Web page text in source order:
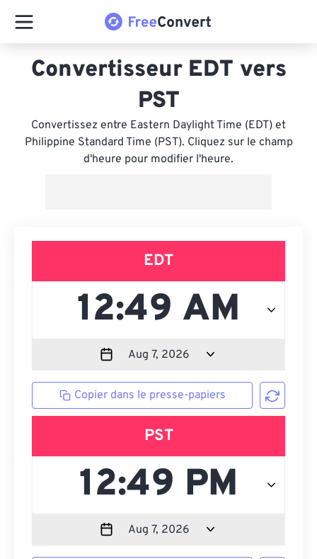
Convertisseur EDT vers
PST
Convertissez entre Eastern Daylight Time (EDT) et
Philippine Standard Time (PST). Cliquez sur le champ
d'heure pour modifier l'heure.
EDT
Copier dans le presse-papiers
PST